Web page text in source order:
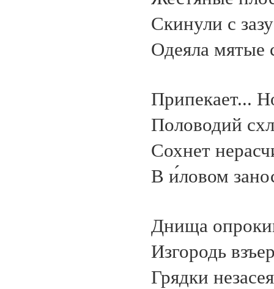
Скинули с
Одеяла мятые
Припекает...
Половодий
Сохнет
В и́ловом
Днища
Изгородь
Грядки